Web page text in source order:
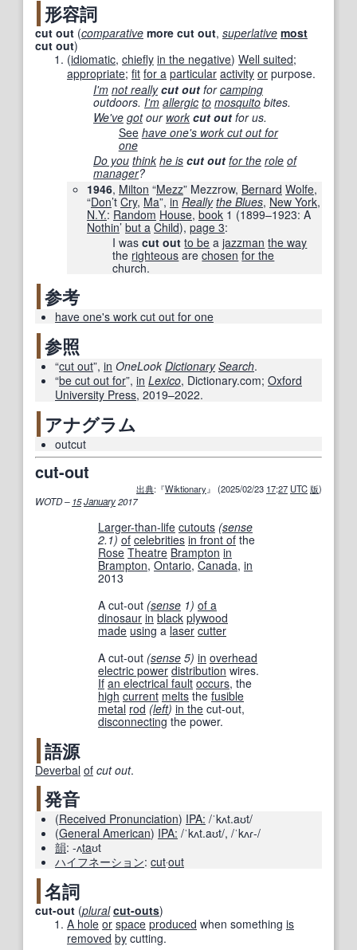
形容詞
cut out (comparative more cut out, superlative most
cut out)
(idiomatic, chiefly in the negative) Well suited;
appropriate; fit for a particular activity or purpose.
I'm not really cut out forcamping
outdoors. I'm allergic to mosquito bites.
We've gotour work cut out for us.
See have one's work cut out for
one
Do you think he is cut out for the role of
manager?
1946, Milton “Mezz” Mezzrow, Bernard Wolfe,
“Don’t Cry, Ma”, in Really the Blues, New York,
N.Y.: Random House, book 1 (1899–1923: A
Nothin’ but a Child), page 3:
I wascut out to be ajazzman the way
the righteous arechosen for the
church.
参考
have one's work cut out for one
参照
“cut out”, in OneLook Dictionary Search.
“be cut out for”, in Lexico, Dictionary.com; Oxford
University Press, 2019–2022.
アナグラム
outcut
cut-out
出典:『Wiktionary』 (2025/02/23 17:27 UTC 版)
WOTD – 15January2017
Larger-than-life cutouts (sense
2.1) of celebrities in front of the
Rose Theatre Brampton in
Brampton, Ontario, Canada, in
2013
A cut-out (sense 1) of a
dinosaur in black plywood
made using a laser cutter
A cut-out (sense 5) in overhead
electric power distribution wires.
If an electrical fault occurs, the
high current melts the fusible
metal rod (left) in the cut-out,
disconnecting the power.
語源
Deverbal of cut out.
発音
(Received Pronunciation) IPA: /ˈkʌt.aʊt/
(General American) IPA: /ˈkʌt.aʊt/, /ˈkʌɾ-/
韻: -ʌtaʊt
ハイフネーション: cut‧out
名詞
cut-out (plural cut-outs)
A hole or space produced when something is
removed by cutting.